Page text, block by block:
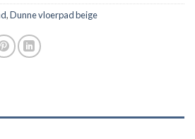
,Dunne vloerpad beige